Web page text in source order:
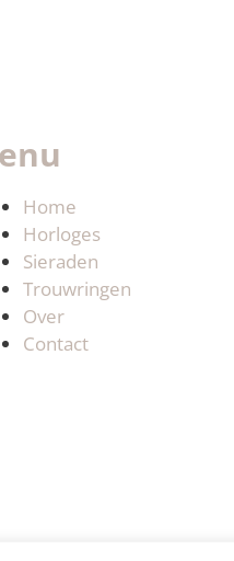
Home
Horloges
Sieraden
Trouwringen
Over
Contact